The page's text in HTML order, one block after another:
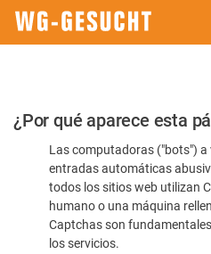
Por
favor,
confirme
humano
¿Por qué aparece esta
Las computadoras ("bots") a
entradas automáticas
todos los sitios web utilizan
humano o una máquina
Captchas son
los servicios.